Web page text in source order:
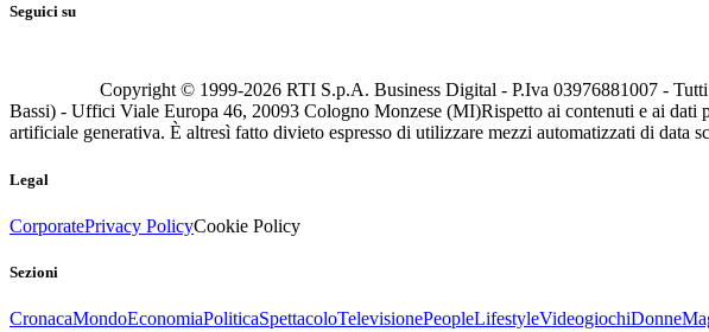
Seguici su
Copyright © 1999-2026 RTI S.p.A. Business Digital - P.Iva 03976881007 -
Bassi) - Uffici Viale Europa 46, 20093 Cologno Monzese (MI)Rispetto ai contenuti e ai dati
artificiale generativa. È altresì fatto divieto espresso di utilizzare mezzi automatizzati di data
Legal
CorporatePrivacy PolicyCookie Policy
Sezioni
CronacaMondoEconomiaPoliticaSpettacoloTelevisionePeopleLifestyleVideogiochiDonne